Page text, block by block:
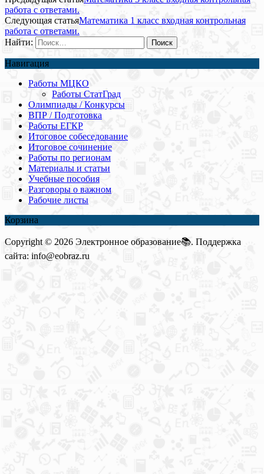
работа с ответами.
Следующая статьяМатематика 1 класс входная контрольная
работа с ответами.
Найти:
Навигация
Работы МЦКО
Работы СтатГрад
Олимпиады / Конкурсы
ВПР / Подготовка
Работы ЕГКР
Итоговое собеседование
Итоговое сочинение
Работы по регионам
Материалы и статьи
Учебные пособия
Разговоры о важном
Рабочие листы
Корзина
Copyright © 2026 Электронное образование📚. Поддержка
сайта: info@eobraz.ru